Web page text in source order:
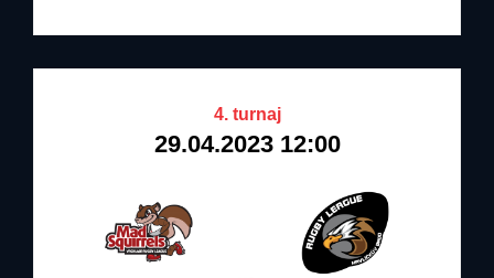
4. turnaj
29.04.2023 12:00